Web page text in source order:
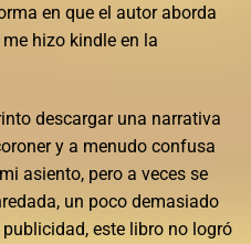
en que el autor aborda
hizo kindle en la
descargar una narrativa
y a menudo confusa
asiento, pero a veces se
un poco demasiado
este libro no logró